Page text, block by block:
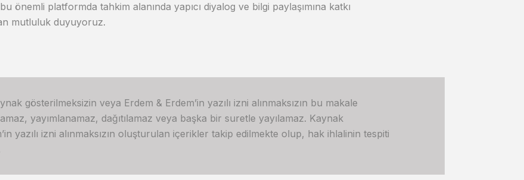
önemli platformda tahkim alanında yapıcı diyalog ve bilgi paylaşımına katkı
mutluluk duyuyoruz.
gösterilmeksizin veya Erdem & Erdem’in yazılı izni alınmaksızın bu makale
yayımlanamaz, dağıtılamaz veya başka bir suretle yayılamaz. Kaynak
yazılı izni alınmaksızın oluşturulan içerikler takip edilmekte olup, hak ihlalinin tespiti